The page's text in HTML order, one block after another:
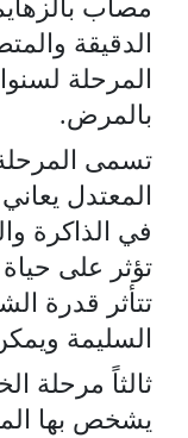
مصاب
الدقيقة
المرحلة
بالمرض.
تسمى المرحلة
المعتدل
في الذاكرة
تؤثر على
تتأثر قدرة
السليمة
ثالثاً مرحلة
يشخص بها